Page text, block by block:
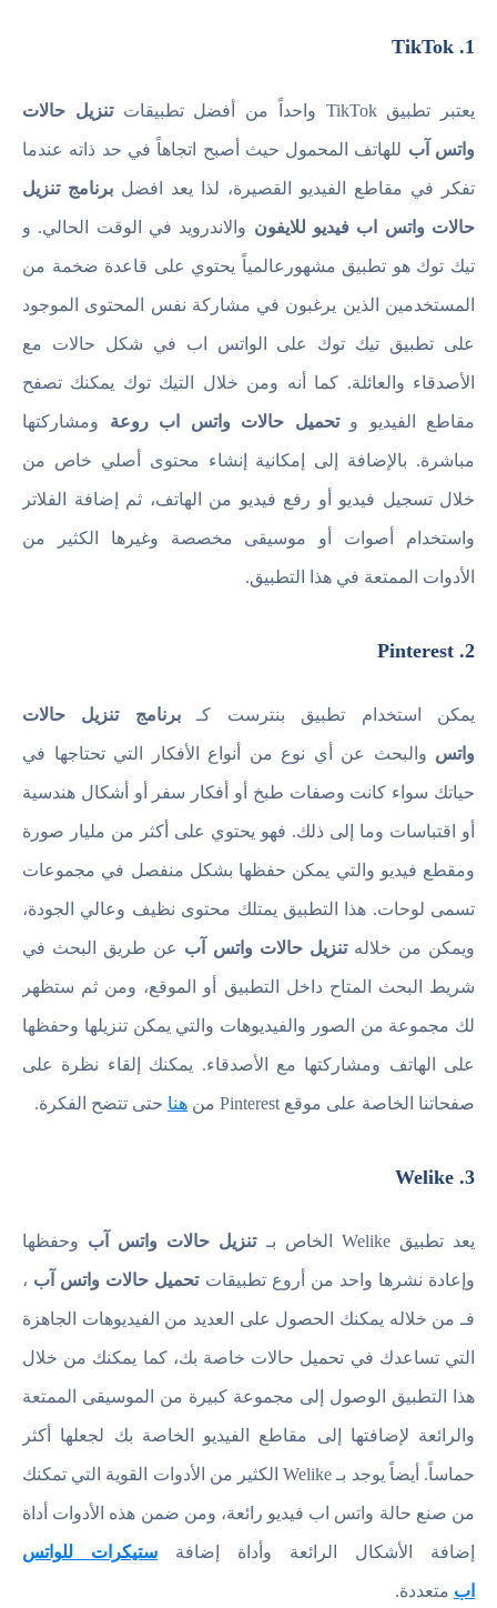
1. TikTok
يعتبر تطبيق TikTok واحداً من أفضل تطبيقات تنزيل حالات
واتس آب للهاتف المحمول حيث أصبح اتجاهاً في حد ذاته عندما
تفكر في مقاطع الفيديو القصيرة، لذا يعد افضل برنامج تنزيل
حالات واتس اب فيديو للايفون والاندرويد في الوقت الحالي. و
تيك توك هو تطبيق مشهورعالمياً يحتوي على قاعدة ضخمة من
المستخدمين الذين يرغبون في مشاركة نفس المحتوى الموجود
على تطبيق تيك توك على الواتس اب في شكل حالات مع
الأصدقاء والعائلة. كما أنه ومن خلال التيك توك يمكنك تصفح
مقاطع الفيديو وتحميل حالات واتس اب روعة ومشاركتها
مباشرة. بالإضافة إلى إمكانية إنشاء محتوى أصلي خاص من
خلال تسجيل فيديو أو رفع فيديو من الهاتف، ثم إضافة الفلاتر
واستخدام أصوات أو موسيقى مخصصة وغيرها الكثير من
الأدوات الممتعة في هذا التطبيق.
2. Pinterest
يمكن استخدام تطبيق بنترست كـبرنامج تنزيل حالات
واتس والبحث عن أي نوع من أنواع الأفكار التي تحتاجها في
حياتك سواء كانت وصفات طبخ أو أفكار سفر أو أشكال هندسية
أو اقتباسات وما إلى ذلك. فهو يحتوي على أكثر من مليار صورة
ومقطع فيديو والتي يمكن حفظها بشكل منفصل في مجموعات
تسمى لوحات. هذا التطبيق يمتلك محتوى نظيف وعالي الجودة،
ويمكن من خلالهتنزيل حالات واتس آب عن طريق البحث في
شريط البحث المتاح داخل التطبيق أو الموقع، ومن ثم ستظهر
لك مجموعة من الصور والفيديوهات والتي يمكن تنزيلها وحفظها
على الهاتف ومشاركتها مع الأصدقاء. يمكنك إلقاء نظرة على
صفحاتنا الخاصة على موقع Pinterest من هنا حتى تتضح الفكرة.
3. Welike
يعد تطبيق Welike الخاص بـ تنزيل حالات واتس آب وحفظها
وإعادة نشرها واحد من أروع تطبيقاتتحميل حالات واتس آب ،
فـ من خلاله يمكنك الحصول على العديد من الفيديوهات الجاهزة
التي تساعدك في تحميل حالات خاصة بك، كما يمكنك من خلال
هذا التطبيق الوصول إلى مجموعة كبيرة من الموسيقى الممتعة
والرائعة لإضافتها إلى مقاطع الفيديو الخاصة بك لجعلها أكثر
حماساً. أيضاً يوجد بـ Welike الكثير من الأدوات القوية التي تمكنك
من صنع حالة واتس اب فيديو رائعة، ومن ضمن هذه الأدوات أداة
إضافة الأشكال الرائعة وأداة إضافة ستيكرات للواتس
اب متعددة.